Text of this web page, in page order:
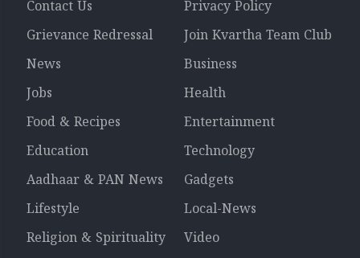
Contact Us
Privacy Policy
Grievance Redressal
Join Kvartha Team Club
News
Business
Jobs
Health
Food & Recipes
Entertainment
Education
Technology
Aadhaar & PAN News
Gadgets
Lifestyle
Local-News
Religion & Spirituality
Video